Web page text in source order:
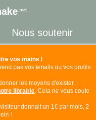
.net
Nous soutenir
vos mains !
pas vos emails ou vos profils
les moyens d'exister :
librairie. Cela ne vous coute
donnait un 1€ par mois, 2
!